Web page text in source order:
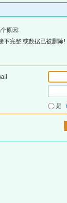
原因:
不完整,或数据已被删除!
是